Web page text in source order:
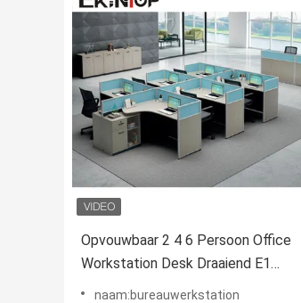
Opvouwbaar 2 4 6 Persoon Office
Workstation Desk Draaiend E1
Houtmateriaal ODM
naam:bureauwerkstation